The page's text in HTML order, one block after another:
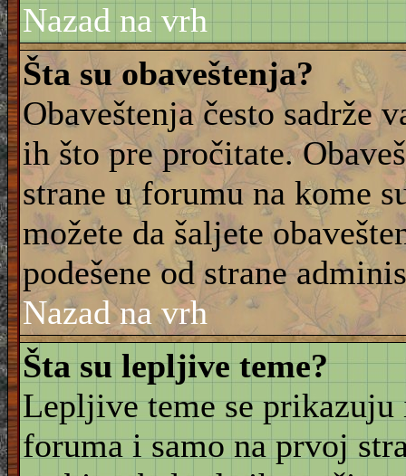
Nazad na vrh
Šta su obaveštenja?
Obaveštenja često sadrže
ih što pre pročitate.
strane u forumu na kome
možete da šaljete
podešene od strane
Nazad na vrh
Šta su lepljive teme?
Lepljive teme se prikazuju
foruma i samo na prvoj